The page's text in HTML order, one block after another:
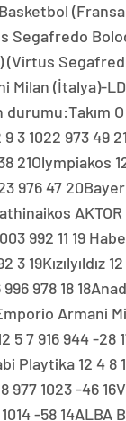
Segafredo
(Virtus
Milan (İtalya)-
O
3 1022 973 49
21Olympiakos
976 47
AKTOR
992 11 19
3 19Kızılyıldız
978 18
Armani
5 7 916 944 -28
Playtika 12 4 8
8 977 1023 -46
-58 14ALBA